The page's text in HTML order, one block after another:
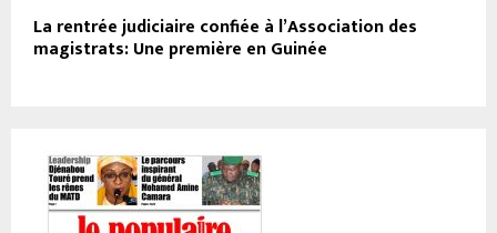
La rentrée judiciaire confiée à l’Association des
magistrats: Une première en Guinée